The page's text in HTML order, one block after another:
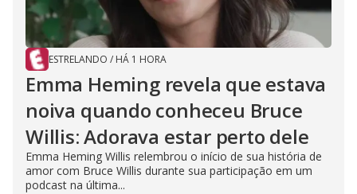
ESTRELANDO / HÁ 1 HORA
Emma Heming revela que estava
noiva quando conheceu Bruce
Willis: Adorava estar perto dele
Emma Heming Willis relembrou o início de sua história de
amor com Bruce Willis durante sua participação em um
podcast na última...